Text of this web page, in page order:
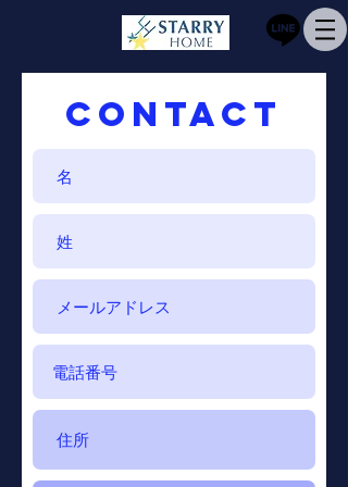
CONTACT